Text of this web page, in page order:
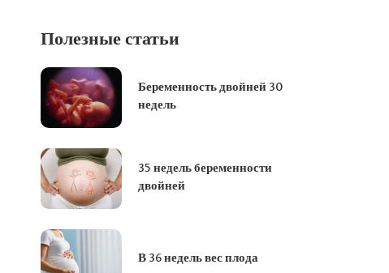
Полезные статьи
Беременность двойней 30
недель
35 недель беременности
двойней
В 36 недель вес плода